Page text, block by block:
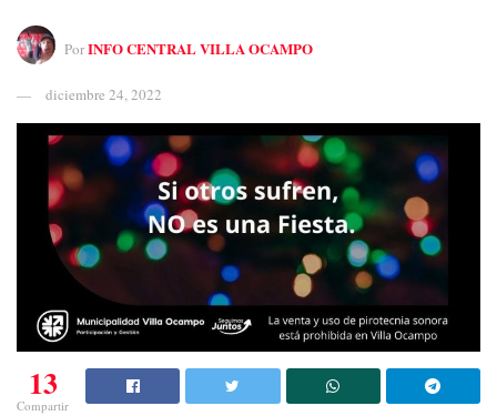
PorINFO CENTRAL VILLA OCAMPO
diciembre 24, 2022
13
Compartir